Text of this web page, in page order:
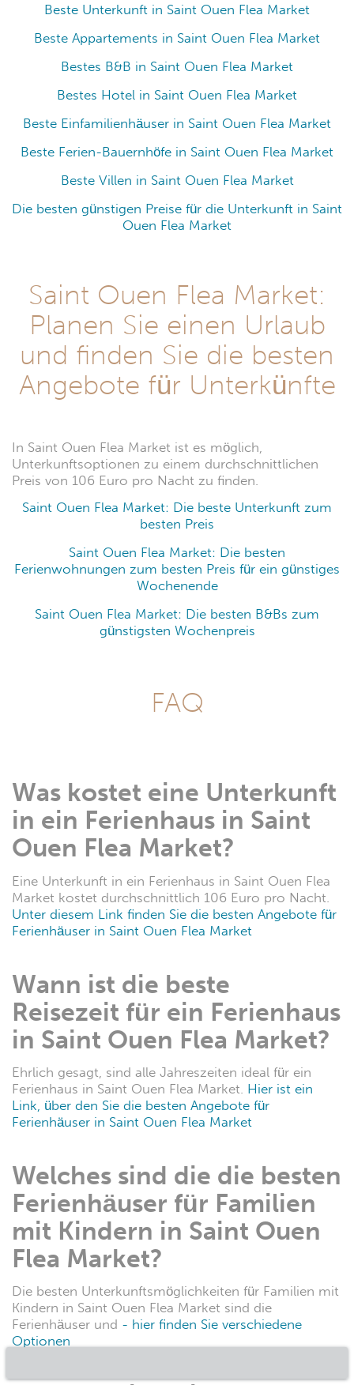
Beste Unterkunft in Saint Ouen Flea Market
Beste Appartements in Saint Ouen Flea Market
Bestes B&B in Saint Ouen Flea Market
Bestes Hotel in Saint Ouen Flea Market
Beste Einfamilienhäuser in Saint Ouen Flea Market
Beste Ferien-Bauernhöfe in Saint Ouen Flea Market
Beste Villen in Saint Ouen Flea Market
Die besten günstigen Preise für die Unterkunft in Saint
Ouen Flea Market
Saint Ouen Flea Market:
Planen Sie einen Urlaub
und finden Sie die besten
Angebote für Unterkünfte
In Saint Ouen Flea Market ist es möglich,
Unterkunftsoptionen zu einem durchschnittlichen
Preis von 106 Euro pro Nacht zu finden.
Saint Ouen Flea Market: Die beste Unterkunft zum
besten Preis
Saint Ouen Flea Market: Die besten
Ferienwohnungen zum besten Preis für ein günstiges
Wochenende
Saint Ouen Flea Market: Die besten B&Bs zum
günstigsten Wochenpreis
FAQ
Was kostet eine Unterkunft
in ein Ferienhaus in Saint
Ouen Flea Market?
Eine Unterkunft in ein Ferienhaus in Saint Ouen Flea
Market kostet durchschnittlich 106 Euro pro Nacht.
Unter diesem Link finden Sie die besten Angebote für
Ferienhäuser in Saint Ouen Flea Market
Wann ist die beste
Reisezeit für ein Ferienhaus
in Saint Ouen Flea Market?
Ehrlich gesagt, sind alle Jahreszeiten ideal für ein
Ferienhaus in Saint Ouen Flea Market. Hier ist ein
Link, über den Sie die besten Angebote für
Ferienhäuser in Saint Ouen Flea Market
Welches sind die die besten
Ferienhäuser für Familien
mit Kindern in Saint Ouen
Flea Market?
Die besten Unterkunftsmöglichkeiten für Familien mit
Kindern in Saint Ouen Flea Market sind die
Ferienhäuser und - hier finden Sie verschiedene
Optionen